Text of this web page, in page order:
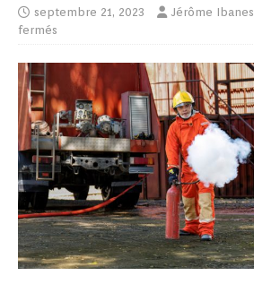
septembre 21, 2023 Jérôme Ibanes
fermés